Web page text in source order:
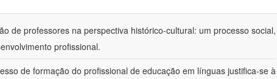
de professores na perspectiva histórico-cultural: um processo social,
profissional.
de formação do profissional de educação em línguas justifica-se à